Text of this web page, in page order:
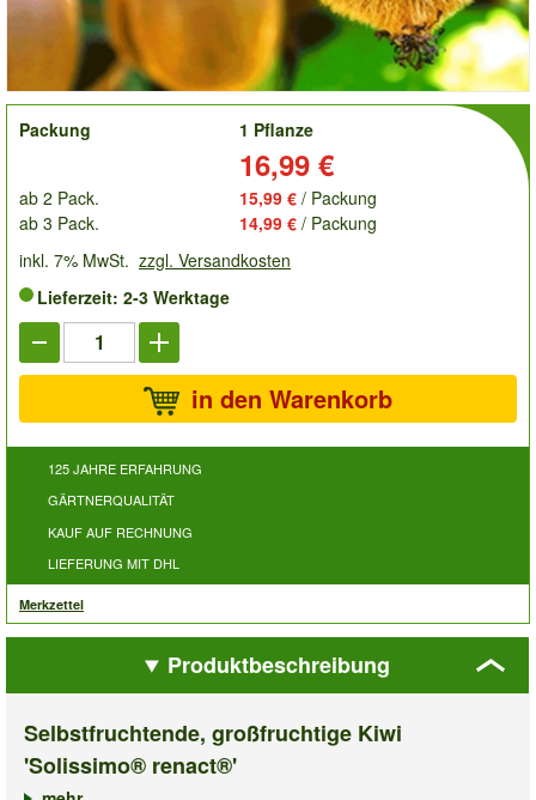
order
Packung
1 Pflanze
16,99 €
ab 2 Pack. 15,99 € / Packung
ab 3 Pack.
14,99 € / Packung
inkl. 7% MwSt. zzgl. Versandkosten
Lieferzeit: 2-3 Werktage
in den Warenkorb
125 JAHRE ERFAHRUNG
GÄRTNERQUALITÄT
KAUF AUF RECHNUNG
LIEFERUNG MIT DHL
Merkzettel
Produktbeschreibung
Selbstfruchtende, großfruchtige Kiwi
'Solissimo® renact®'